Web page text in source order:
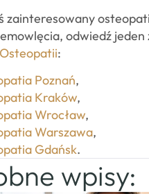
zainteresowany
odwiedź jeden
:
Poznań,
Kraków,
Wrocław,
Warszawa,
Gdańsk.
wpisy: